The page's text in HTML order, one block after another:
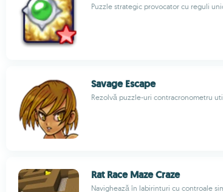
Puzzle strategic provocator cu reguli
Savage Escape
Rezolvă puzzle-uri contracronometru
Rat Race Maze Craze
Navighează în labirinturi cu controale